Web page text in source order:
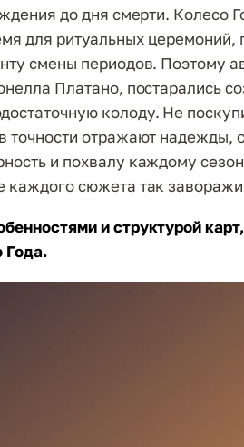
до дня смерти. Колесо
для ритуальных церемоний,
смены периодов. Поэтому
Платано, постарались
колоду. Не
точности отражают надежды,
и похвалу каждому
каждого сюжета так
и структурой
Года.